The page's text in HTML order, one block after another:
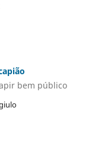
bem público